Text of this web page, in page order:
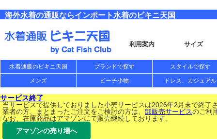
海外水着の通販ならインポート水着のビキニ天国
利用案内 サイズ
水着通販のビキニ天国 ブランドで探す スタイルで探す
メンズ ビーチ小物 ドレス、カジュアル
サービス終了
当サービスで提供しておりました小売サービスは2026年2月末で終了
業者の方、まとまったご注文をご検討の方は、 卸販売サービスのご利
なお、在庫商品はアマゾンにて販売継続しております。
アマゾンの売り場へ